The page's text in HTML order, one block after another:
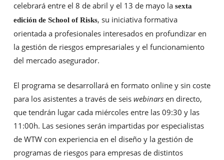
celebrará entre el 8 de abril y el 13 de mayo la sexta
edición de School of Risks, su iniciativa formativa
orientada a profesionales interesados en profundizar en
la gestión de riesgos empresariales y el funcionamiento
del mercado asegurador.
El programa se desarrollará en formato online y sin coste
para los asistentes a través de seis webinarsen directo,
que tendrán lugar cada miércoles entre las 09:30 y las
11:00h. Las sesiones serán impartidas por especialistas
de WTW con experiencia en el diseño y la gestión de
programas de riesgos para empresas de distintos